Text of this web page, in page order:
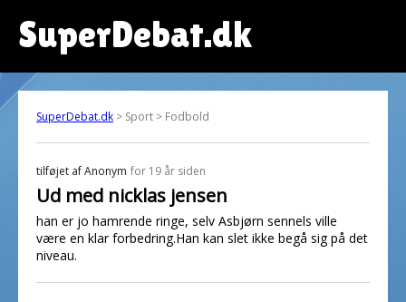
SuperDebat.dk
SuperDebat.dk > Sport > Fodbold
tilføjet afAnonym for 19 år siden
Ud med nicklas jensen
han er jo hamrende ringe, selv Asbjørn sennels ville
være en klar forbedring.Han kan slet ikke begå sig på det
niveau.